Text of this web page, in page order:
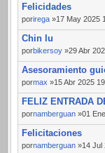
Felicidades
porirega »17 May 2025
Chin lu
porbikersoy »29 Abr
Asesoramiento
pormax »15 Abr 2025
FELIZ ENTRADA
pornamberguan »01
Felicitaciones
pornamberguan »14 Jul